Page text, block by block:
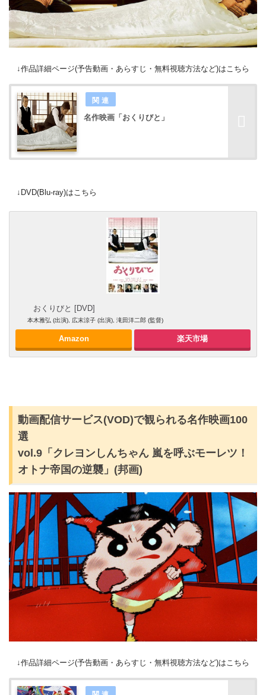
↓作品詳細ページ(予告動画・あらすじ・無料視聴方法など)はこちら
名作映画「おくりびと」
↓DVD(Blu-ray)はこちら
おくりびと [DVD]
本木雅弘 (出演), 広末涼子 (出演), 滝田洋二郎 (監督)
Amazon 楽天市場
動画配信サービス(VOD)で観られる名作映画100
選
vol.9「クレヨンしんちゃん 嵐を呼ぶモーレツ！
オトナ帝国の逆襲」(邦画)
↓作品詳細ページ(予告動画・あらすじ・無料視聴方法など)はこちら